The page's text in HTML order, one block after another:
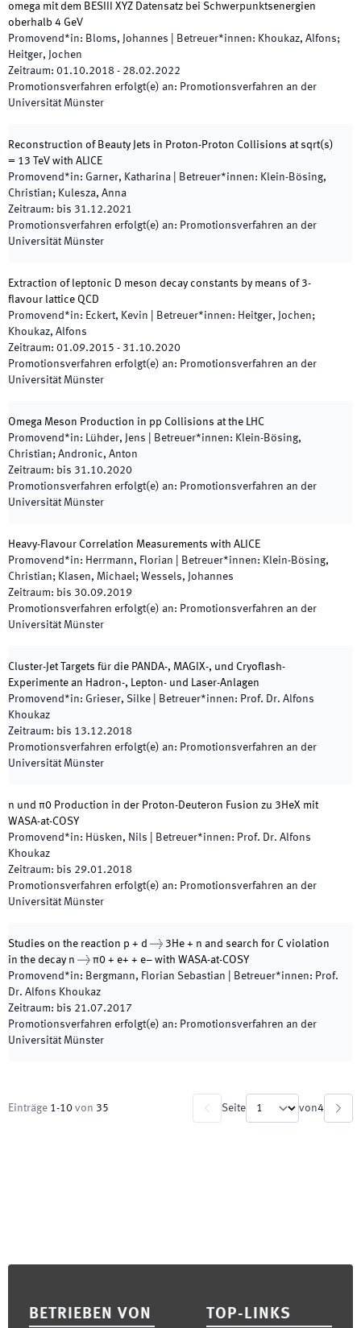
omega mit dem BESIII XYZ Datensatz bei Schwerpunktsenergien
oberhalb 4 GeV
Promovend*in: Bloms, Johannes Betreuer*innen: Khoukaz, Alfons;
Heitger, Jochen
Zeitraum: 01.10.2018 - 28.02.2022
Promotionsverfahren erfolgt(e) an: Promotionsverfahren an der
Universität Münster
Reconstruction of Beauty Jets in Proton-Proton Collisions at sqrt(s)
= 13 TeV with ALICE
Promovend*in: Garner, Katharina Betreuer*innen: Klein-Bösing,
Christian; Kulesza, Anna
Zeitraum: bis 31.12.2021
Promotionsverfahren erfolgt(e) an: Promotionsverfahren an der
Universität Münster
Extraction of leptonic D meson decay constants by means of 3-
flavour lattice QCD
Promovend*in: Eckert, Kevin Betreuer*innen: Heitger, Jochen;
Khoukaz, Alfons
Zeitraum: 01.09.2015 - 31.10.2020
Promotionsverfahren erfolgt(e) an: Promotionsverfahren an der
Universität Münster
Omega Meson Production in pp Collisions at the LHC
Promovend*in: Lühder, Jens Betreuer*innen: Klein-Bösing,
Christian; Andronic, Anton
Zeitraum: bis 31.10.2020
Promotionsverfahren erfolgt(e) an: Promotionsverfahren an der
Universität Münster
Heavy-Flavour Correlation Measurements with ALICE
Promovend*in: Herrmann, Florian Betreuer*innen: Klein-Bösing,
Christian; Klasen, Michael; Wessels, Johannes
Zeitraum: bis 30.09.2019
Promotionsverfahren erfolgt(e) an: Promotionsverfahren an der
Universität Münster
Cluster-Jet Targets für die PANDA-, MAGIX-, und Cryoflash-
Experimente an Hadron-, Lepton- und Laser-Anlagen
Promovend*in: Grieser, Silke Betreuer*innen: Prof. Dr. Alfons
Khoukaz
Zeitraum: bis 13.12.2018
Promotionsverfahren erfolgt(e) an: Promotionsverfahren an der
Universität Münster
η und π0 Production in der Proton-Deuteron Fusion zu 3HeX mit
WASA-at-COSY
Promovend*in: Hüsken, Nils Betreuer*innen: Prof. Dr. Alfons
Khoukaz
Zeitraum: bis 29.01.2018
Promotionsverfahren erfolgt(e) an: Promotionsverfahren an der
Universität Münster
Studies on the reaction p + d → 3He + η and search for C violation
in the decay η → π0 + e+ + e− with WASA-at-COSY
Promovend*in: Bergmann, Florian Sebastian Betreuer*innen: Prof.
Dr. Alfons Khoukaz
Zeitraum: bis 21.07.2017
Promotionsverfahren erfolgt(e) an: Promotionsverfahren an der
Universität Münster
Einträge 1-10 von 35 Seite von4
BETRIEBEN VON TOP-LINKS